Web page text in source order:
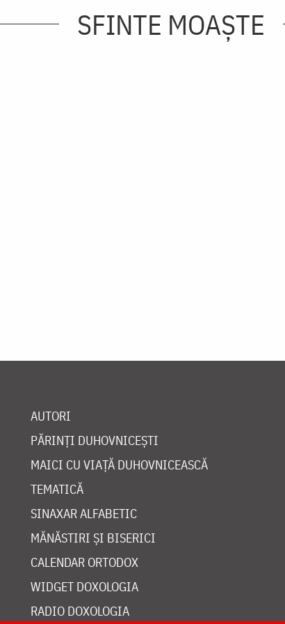
SFINTE MOAȘTE
AUTORI
PĂRINȚI DUHOVNICEȘTI
MAICI CU VIAȚĂ DUHOVNICEASCĂ
TEMATICĂ
SINAXAR ALFABETIC
MĂNĂSTIRI ȘI BISERICI
CALENDAR ORTODOX
WIDGET DOXOLOGIA
RADIO DOXOLOGIA